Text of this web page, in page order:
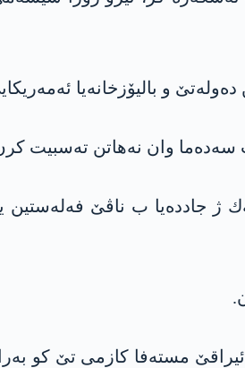
و بالیۆزخانه‌یا
وان نه‌هاتن ته‌سبیت
ژ جادده‌یا ب ناڤێ فه‌له‌ستین
مسته‌فا كازمی تێ كو